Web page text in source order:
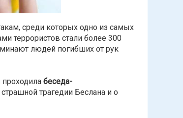
среди которых одно из самых
террористов стали более 300
людей погибших от рук
проходила беседа-
трагедии Беслана и о